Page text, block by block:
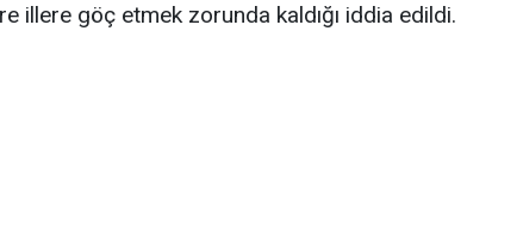
illere göç etmek zorunda kaldığı iddia edildi.